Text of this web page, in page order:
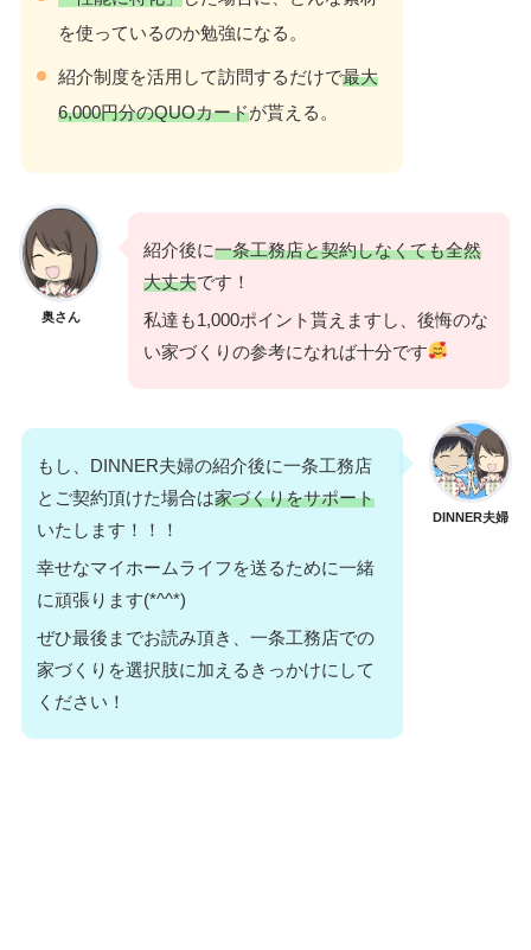
を使っているのか勉強になる。
紹介制度を活用して訪問するだけで最大
6,000円分のQUOカードが貰える。
奥さん
紹介後に一条工務店と契約しなくても全然
大丈夫です！
私達も1,000ポイント貰えますし、後悔のな
い家づくりの参考になれば十分です
DINNER夫婦
もし、DINNER夫婦の紹介後に一条工務店
とご契約頂けた場合は家づくりをサポート
いたします！！！
幸せなマイホームライフを送るために一緒
に頑張ります(*^^*)
ぜひ最後までお読み頂き、一条工務店での
家づくりを選択肢に加えるきっかけにして
ください！